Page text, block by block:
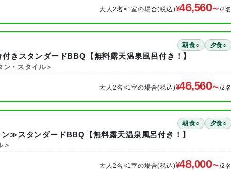
大人2名×1室の場合(税込) 46,560 /2名
朝食○ 夕食○
きスタンダードBBQ【無料露天温泉風呂付き！】
ン・スタイル＞
大人2名×1室の場合(税込) 46,560 /2名
朝食○ 夕食○
≫スタンダードBBQ【無料露天温泉風呂付き！】
＞
大人2名×1室の場合(税込) 48,000 /2名